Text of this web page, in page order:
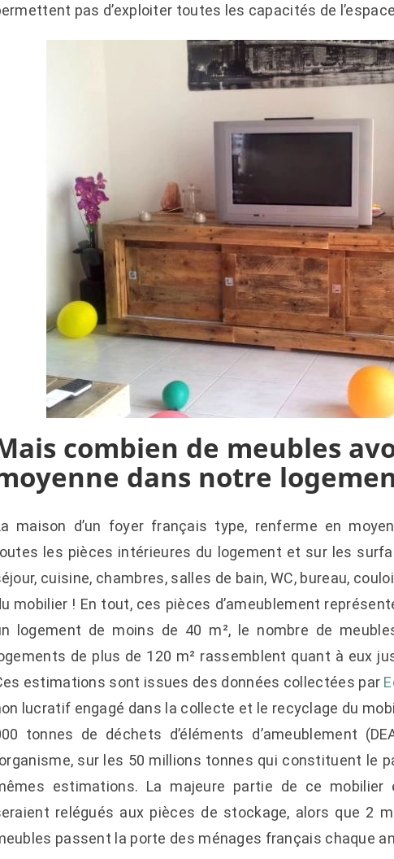
pas d’exploiter toutes les capacités de
combien de meubles
dans notre
maison d’un foyer français type, renferme en
les pièces intérieures du logement et sur les
cuisine, chambres, salles de bain, WC, bureau,
mobilier ! En tout, ces pièces d’ameublement
logement de moins de 40 m², le nombre de
de plus de 120 m² rassemblent quant à eux
estimations sont issues des données collectées par
lucratif engagé dans la collecte et le recyclage du
tonnes de déchets d’éléments d’ameublement
sur les 50 millions tonnes qui constituent le
estimations. La majeure partie de ce
relégués aux pièces de stockage, alors que 2
passent la porte des ménages français chaque